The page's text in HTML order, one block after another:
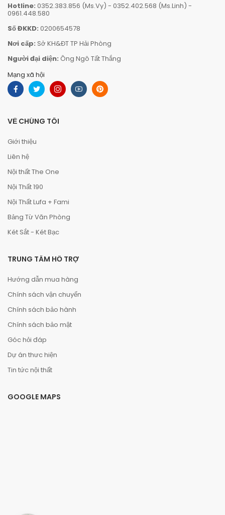
Hotline: 0352.383.856 (Ms.Vy) - 0352.402.568 (Ms.Linh) -
0961.448.580
Số ĐKKD: 0200654578
Nơi cấp: Sở KH&ĐT TP Hải Phòng
Người đại diện: Ông Ngô Tất Thắng
Mạng xã hội
VỀ CHÚNG TÔI
Giới thiệu
Liên hệ
Nội thất The One
Nội Thất 190
Nội Thất Lufa + Fami
Bảng Từ Văn Phòng
Két Sắt - Két Bạc
TRUNG TÂM HỖ TRỢ
Hướng dẫn mua hàng
Chính sách vận chuyển
Chính sách bảo hành
Chính sách bảo mật
Góc hỏi đáp
Dự án thưc hiện
Tin tức nội thất
GOOGLE MAPS